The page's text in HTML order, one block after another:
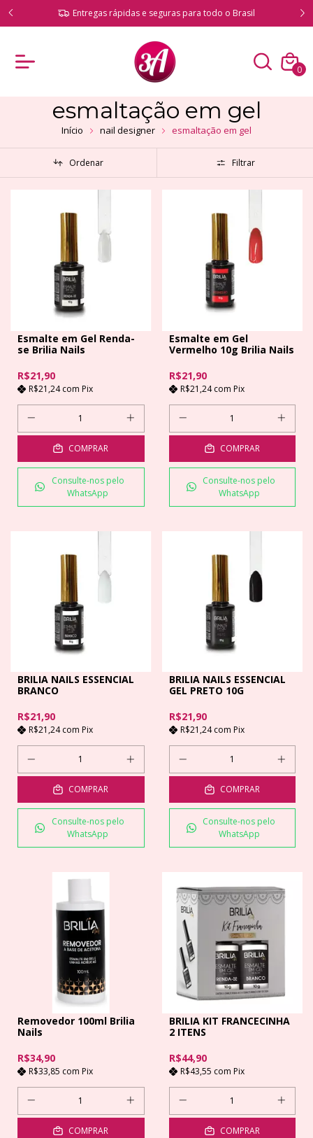
Entregas rápidas e seguras para todo o Brasil
0
esmaltação em gel
Início nail designer esmaltação em gel
Ordenar Filtrar
Esmalte em Gel Renda-
se Brilia Nails
R$21,90
R$21,24com Pix
COMPRAR
Consulte-nos pelo
WhatsApp
Esmalte em Gel
Vermelho 10g Brilia Nails
R$21,90
R$21,24com Pix
COMPRAR
Consulte-nos pelo
WhatsApp
BRILIA NAILS ESSENCIAL
BRANCO
R$21,90
R$21,24com Pix
COMPRAR
Consulte-nos pelo
WhatsApp
BRILIA NAILS ESSENCIAL
GEL PRETO 10G
R$21,90
R$21,24com Pix
COMPRAR
Consulte-nos pelo
WhatsApp
Removedor 100ml Brilia
Nails
R$34,90
R$33,85 com Pix
COMPRAR
BRILIA KIT FRANCECINHA
2 ITENS
R$44,90
R$43,55 com Pix
COMPRAR